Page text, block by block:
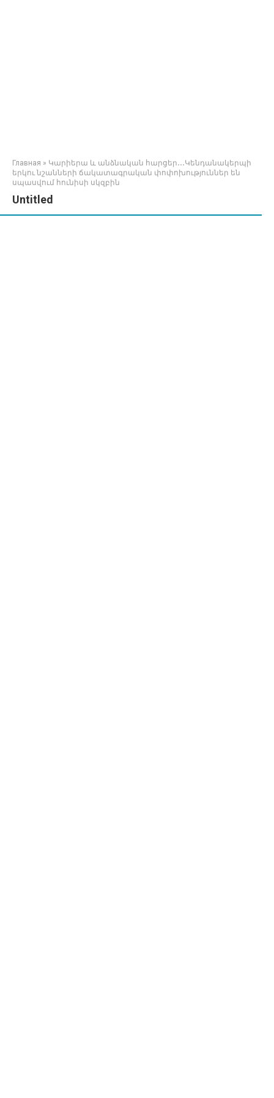
Главная » Կարիերա և անձնական հարցեր․․․Կենդանակերպի
երկու նշանների ճակատագրական փոփոխություններ են
սպասվում հունիսի սկզբին
Untitled